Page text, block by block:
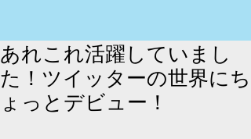
あれこれ活躍していまし
た！ツイッターの世界にち
ょっとデビュー！